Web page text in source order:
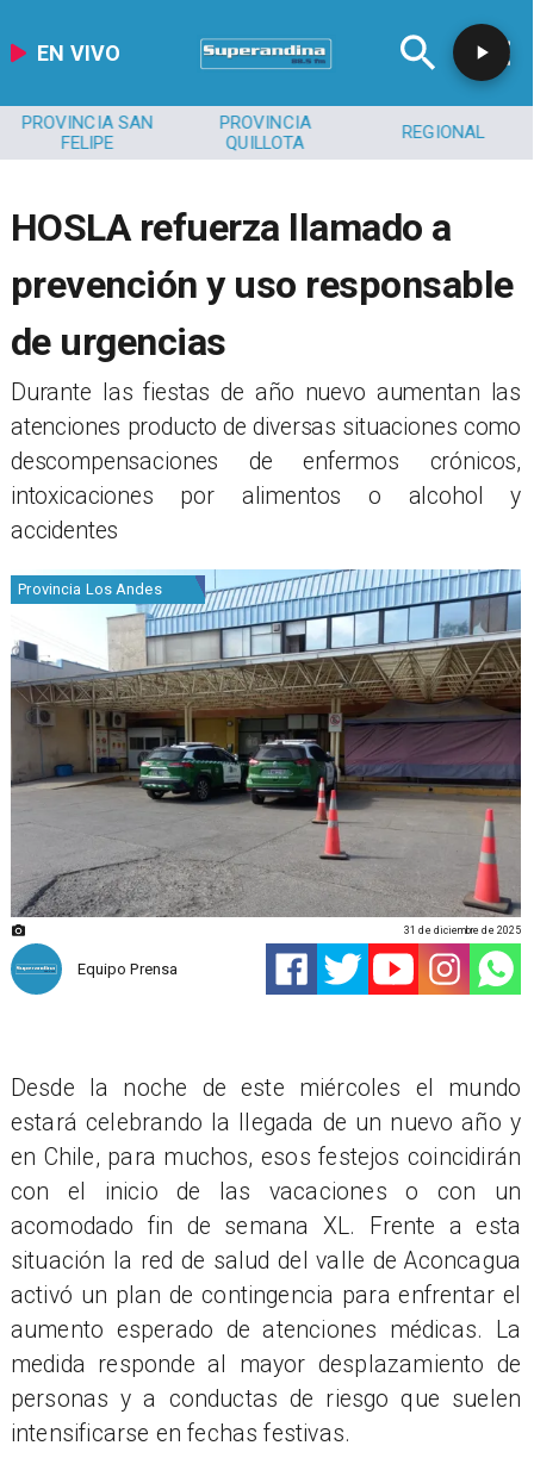
EN VIVO
PROVINCIA SAN
FELIPE
PROVINCIA
QUILLOTA
REGIONAL
HOSLA refuerza llamado a
prevención y uso responsable
de urgencias
​Durante las fiestas de año nuevo aumentan las
atenciones producto de diversas situaciones como
descompensaciones de enfermos crónicos,
intoxicaciones por alimentos o alcohol y
accidentes
Provincia Los Andes
Equipo Prensa
31 de diciembre de 2025
Desde la noche de este miércoles el mundo
estará celebrando la llegada de un nuevo año y
en Chile, para muchos, esos festejos coincidirán
con el inicio de las vacaciones o con un
acomodado fin de semana XL. Frente a esta
situación la red de salud del valle de Aconcagua
activó un plan de contingencia para enfrentar el
aumento esperado de atenciones médicas. La
medida responde al mayor desplazamiento de
personas y a conductas de riesgo que suelen
intensificarse en fechas festivas.